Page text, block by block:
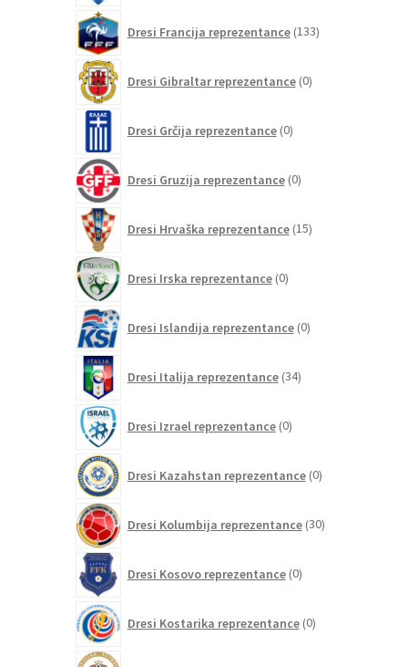
Dresi Francija reprezentance 133izdelkov
Dresi Gibraltar reprezentance 0izdelkov
Dresi Grčija reprezentance 0izdelkov
Dresi Gruzija reprezentance 0izdelkov
Dresi Hrvaška reprezentance 15izdelkov
Dresi Irska reprezentance 0izdelkov
Dresi Islandija reprezentance 0izdelkov
Dresi Italija reprezentance 34izdelkov
Dresi Izrael reprezentance 0izdelkov
Dresi Kazahstan reprezentance 0izdelkov
Dresi Kolumbija reprezentance 30izdelkov
Dresi Kosovo reprezentance 0izdelkov
Dresi Kostarika reprezentance 0izdelkov